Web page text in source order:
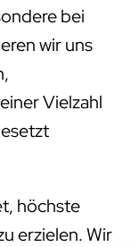
bei
wir uns
Vielzahl
höchste
erzielen. Wir